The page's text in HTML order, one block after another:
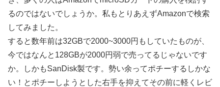
るのではないでしょうか。私もとりあえずAmazonで検索
してみました。
すると数年前は32GBで2000~3000円もしていたものが、
今ではなんと128GBが2000円弱で売ってるじゃないです
か。しかもSanDisk製です。勢い余ってポチーするしかな
い！とポチーしようとした右手を抑えてその前に軽くレビ